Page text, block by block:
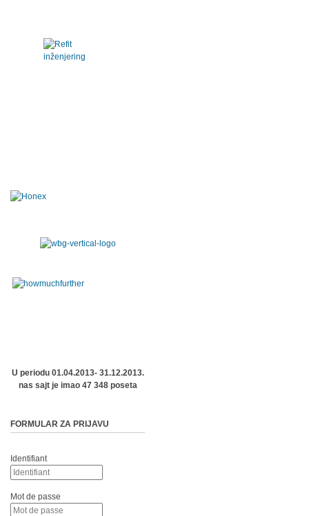
U periodu 01.04.2013- 31.12.2013.
nas sajt je imao 47 348 poseta
FORMULAR ZA PRIJAVU
Identifiant
Mot de passe